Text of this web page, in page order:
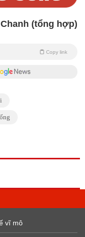
(tổng hợp)
Copy link
vĩ mô